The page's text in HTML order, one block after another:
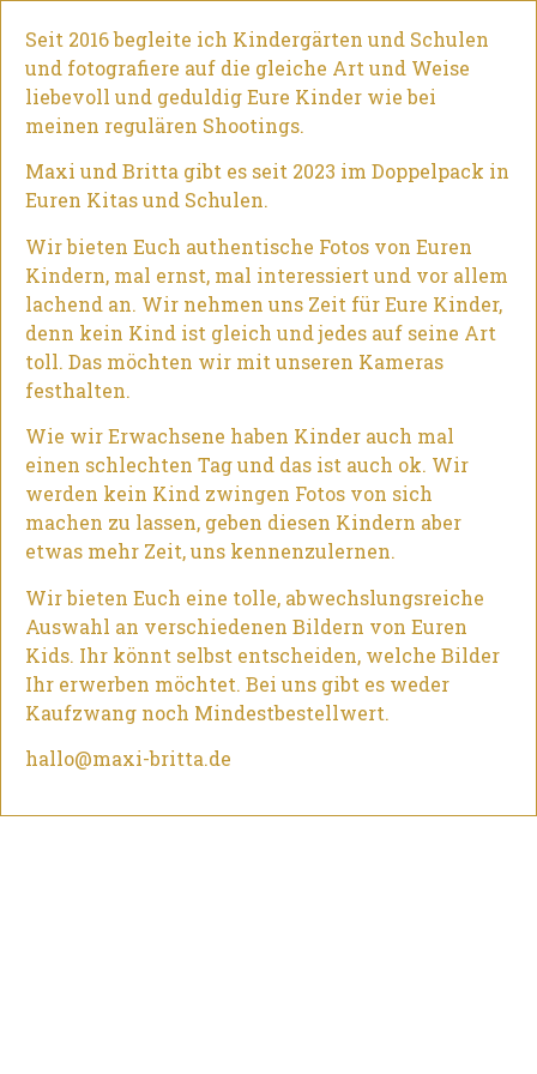
Seit 2016 begleite ich Kindergärten und Schulen
und fotografiere auf die gleiche Art und Weise
liebevoll und geduldig Eure Kinder wie bei
meinen regulären Shootings.
Maxi und Britta gibt es seit 2023 im Doppelpack in
Euren Kitas und Schulen.
Wir bieten Euch authentische Fotos von Euren
Kindern, mal ernst, mal interessiert und vor allem
lachend an. Wir nehmen uns Zeit für Eure Kinder,
denn kein Kind ist gleich und jedes auf seine Art
toll. Das möchten wir mit unseren Kameras
festhalten.
Wie wir Erwachsene haben Kinder auch mal
einen schlechten Tag und das ist auch ok. Wir
werden kein Kind zwingen Fotos von sich
machen zu lassen, geben diesen Kindern aber
etwas mehr Zeit, uns kennenzulernen.
Wir bieten Euch eine tolle, abwechslungsreiche
Auswahl an verschiedenen Bildern von Euren
Kids. Ihr könnt selbst entscheiden, welche Bilder
Ihr erwerben möchtet. Bei uns gibt es weder
Kaufzwang noch Mindestbestellwert.
hallo@maxi-britta.de